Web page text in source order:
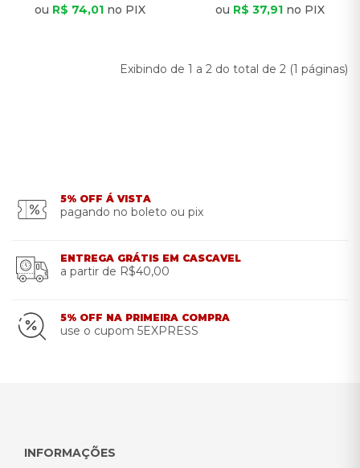
ou R$ 74,01 no PIX ou R$ 37,91 no PIX
Exibindo de 1 a 2 do total de 2 (1 páginas)
5% OFF Á VISTA
pagando no boleto ou pix
ENTREGA GRÁTIS EM CASCAVEL
a partir de R$40,00
5% OFF NA PRIMEIRA COMPRA
use o cupom 5EXPRESS
INFORMAÇÕES